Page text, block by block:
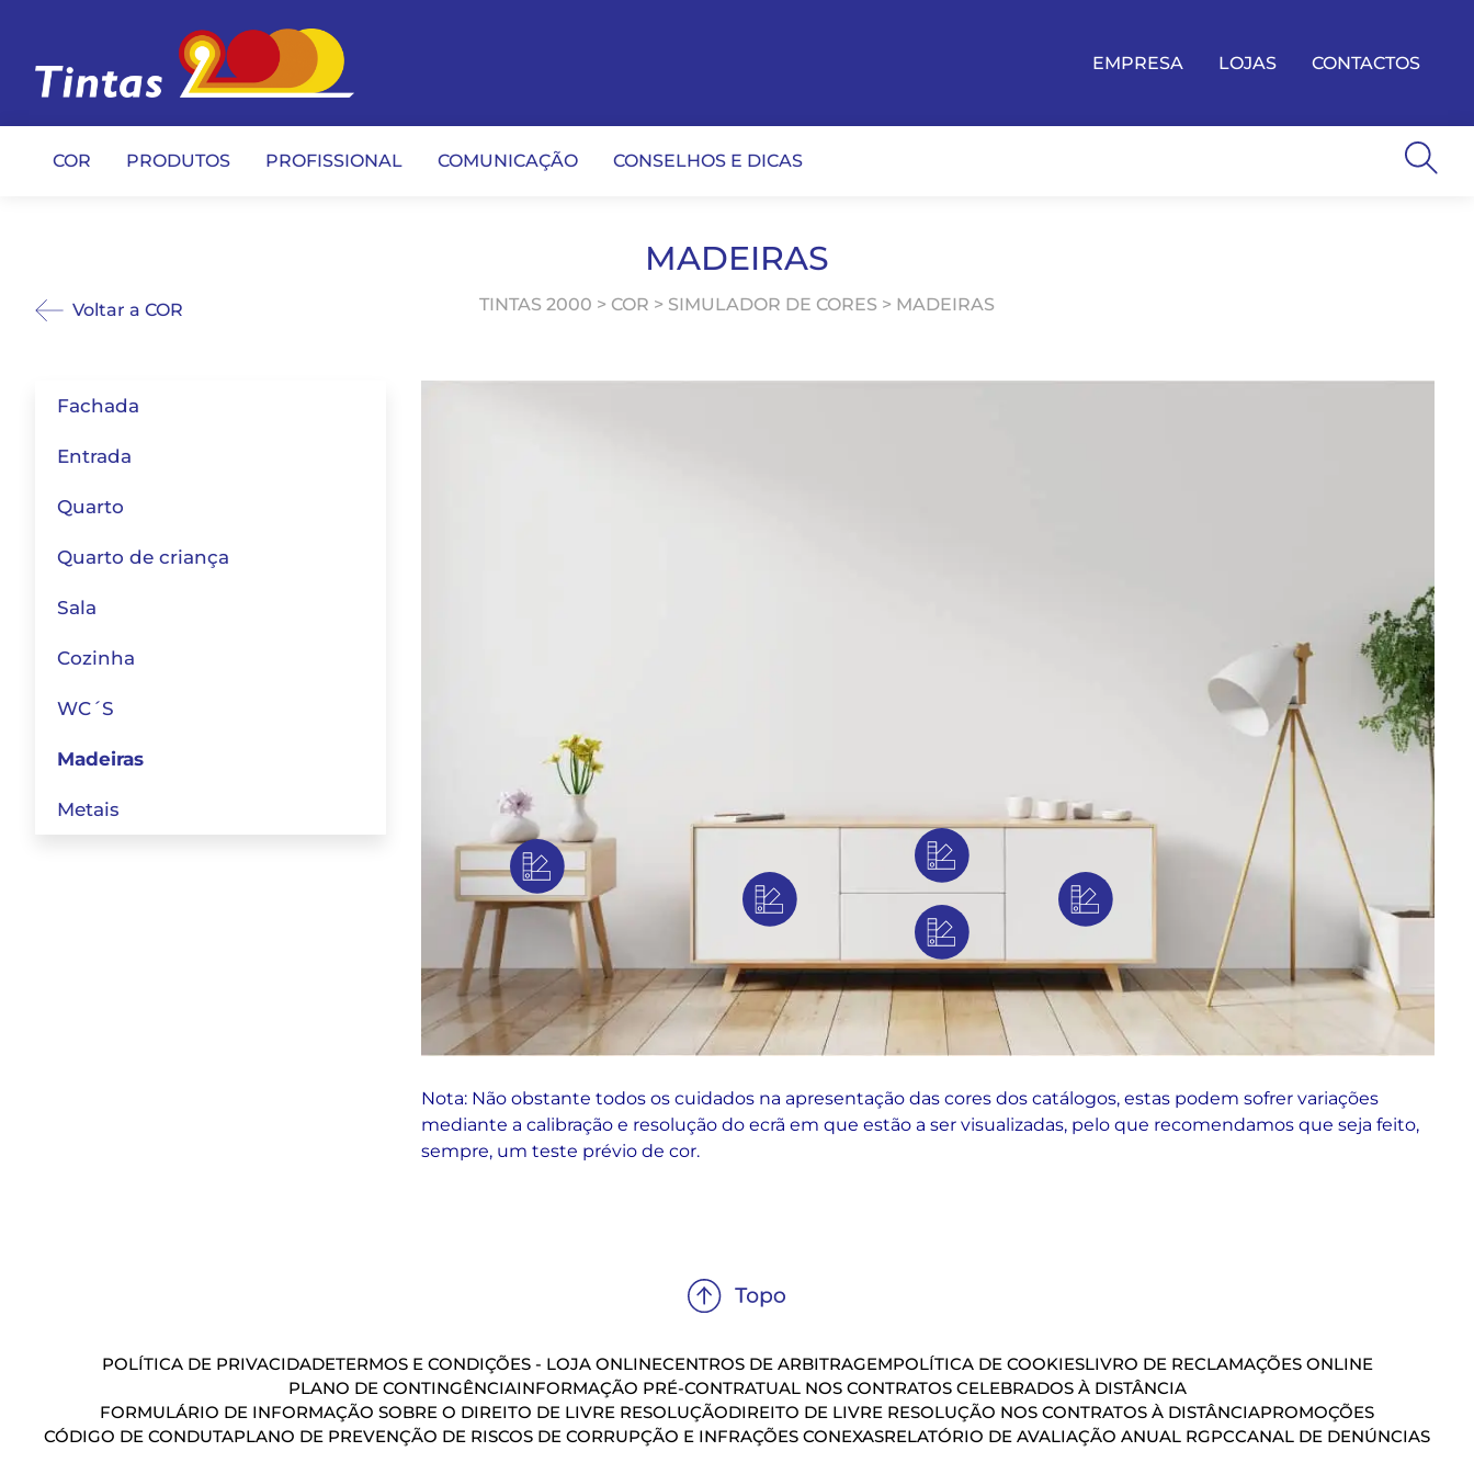
EMPRESA LOJAS CONTACTOS
COR PRODUTOS PROFISSIONAL COMUNICAÇÃO CONSELHOS E DICAS
MADEIRAS
Voltar a COR TINTAS 2000 > COR > SIMULADOR DE CORES > MADEIRAS
Fachada
Entrada
Quarto
Quarto de criança
Sala
Cozinha
WC´S
Madeiras
Metais
Nota: Não obstante todos os cuidados na apresentação das cores dos catálogos, estas podem sofrer variações
mediante a calibração e resolução do ecrã em que estão a ser visualizadas, pelo que recomendamos que seja feito,
sempre, um teste prévio de cor.
POLÍTICA DE PRIVACIDADETERMOS E CONDIÇÕES - LOJA ONLINECENTROS DE ARBITRAGEMPOLÍTICA DE COOKIESLIVRO DE RECLAMAÇÕES ONLINE
PLANO DE CONTINGÊNCIAINFORMAÇÃO PRÉ-CONTRATUAL NOS CONTRATOS CELEBRADOS À DISTÂNCIA
FORMULÁRIO DE INFORMAÇÃO SOBRE O DIREITO DE LIVRE RESOLUÇÃODIREITO DE LIVRE RESOLUÇÃO NOS CONTRATOS À DISTÂNCIAPROMOÇÕES
CÓDIGO DE CONDUTAPLANO DE PREVENÇÃO DE RISCOS DE CORRUPÇÃO E INFRAÇÕES CONEXASRELATÓRIO DE AVALIAÇÃO ANUAL RGPCCANAL DE DENÚNCIAS